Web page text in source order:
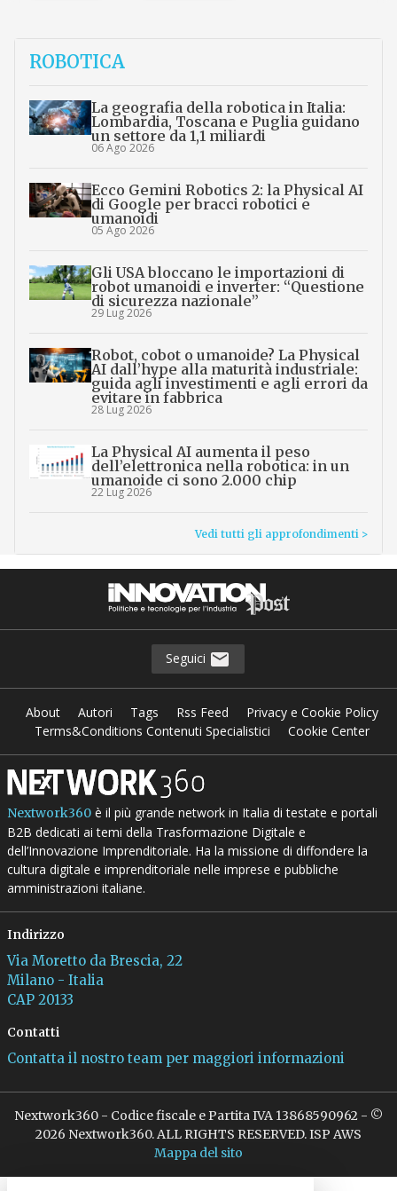
ROBOTICA
La geografia della robotica in Italia:
Lombardia, Toscana e Puglia guidano
un settore da 1,1 miliardi
06 Ago 2026
Ecco Gemini Robotics 2: la Physical AI
di Google per bracci robotici e
umanoidi
05 Ago 2026
Gli USA bloccano le importazioni di
robot umanoidi e inverter: “Questione
di sicurezza nazionale”
29 Lug 2026
Robot, cobot o umanoide? La Physical
AI dall’hype alla maturità industriale:
guida agli investimenti e agli errori da
evitare in fabbrica
28 Lug 2026
La Physical AI aumenta il peso
dell’elettronica nella robotica: in un
umanoide ci sono 2.000 chip
22 Lug 2026
Vedi tutti gli approfondimenti >
Seguici
About Autori Tags Rss Feed
Privacy e Cookie Policy
Terms&Conditions Contenuti Specialistici
Cookie Center
Nextwork360è il più grande network in Italia di testate e portali
B2B dedicati ai temi della Trasformazione Digitale e
dell’Innovazione Imprenditoriale. Ha la missione di diffondere la
cultura digitale e imprenditoriale nelle imprese e pubbliche
amministrazioni italiane.
Indirizzo
Via Moretto da Brescia, 22
Milano - Italia
CAP 20133
Contatti
Contatta il nostro team per maggiori informazioni
Nextwork360 - Codice fiscale e Partita IVA 13868590962 - ©
2026 Nextwork360. ALL RIGHTS RESERVED. ISP AWS
Mappa del sito